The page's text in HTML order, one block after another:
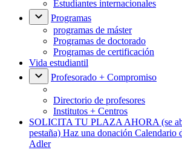
Estudiantes internacionales
Programas
programas de máster
Programas de doctorado
Programas de certificación
Vida estudiantil
Profesorado + Compromiso
Directorio de profesores
Institutos + Centros
SOLICITA TU PLAZA AHORA (se
pestaña) Haz una donación Calendario
Adler